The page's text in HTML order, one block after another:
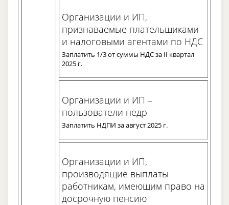
Организации и ИП,
признаваемые плательщиками
и налоговыми агентами по НДС
Заплатить 1/3 от суммы НДС за II квартал
2025 г.
Организации и ИП –
пользователи недр
Заплатить НДПИ за август 2025 г.
Организации и ИП,
производящие выплаты
работникам, имеющим право на
досрочную пенсию